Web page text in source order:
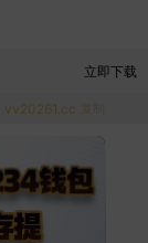
立即下载
vv20261.cc 复制